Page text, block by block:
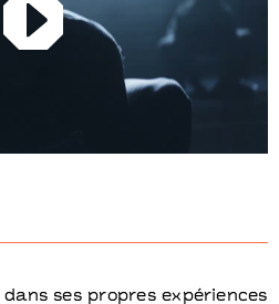
ses propres expériences